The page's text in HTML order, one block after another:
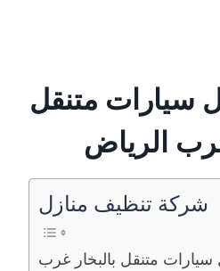
متنقل
الرياض
شركة تنظيف منازل
متنقل بالبخار غرب